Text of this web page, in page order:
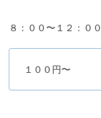
８：００〜１２：００
１００円〜